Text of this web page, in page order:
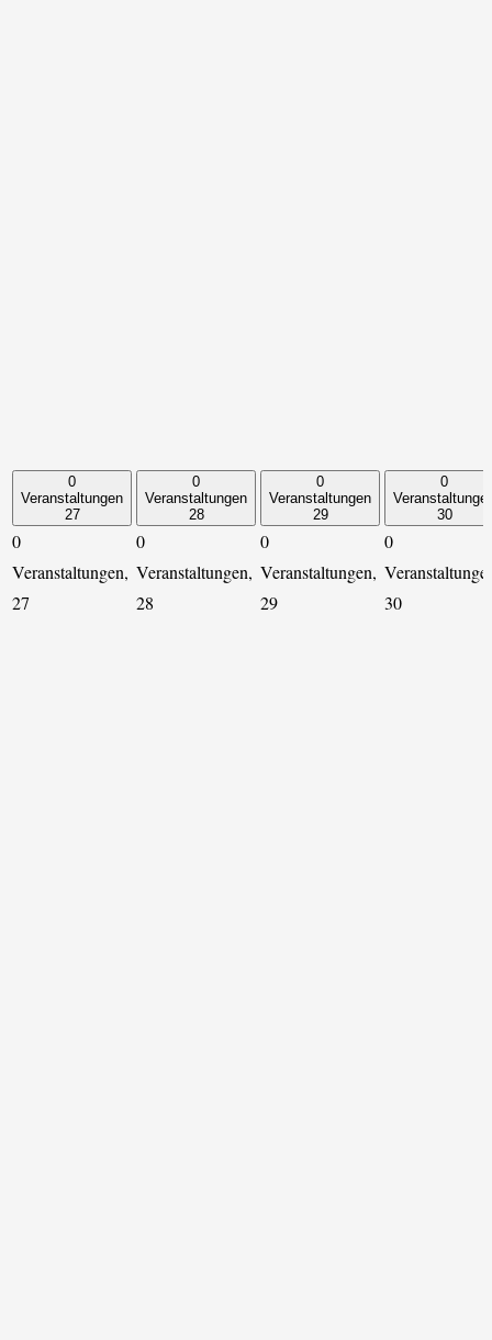
0
Veranstaltungen
27
0
Veranstaltungen,
27
0
Veranstaltungen
28
0
Veranstaltungen,
28
0
Veranstaltungen
29
0
Veranstaltungen,
29
0
30
0
30